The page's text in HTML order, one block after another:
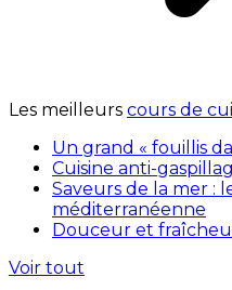
Les meilleurs cours de
Un grand « fouillis
Cuisine anti-
Saveurs de la mer :
méditerranéenne
Douceur et
Voir tout